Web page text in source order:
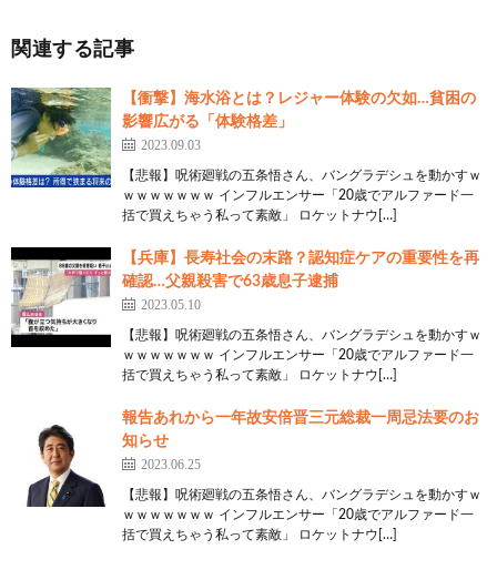
関連する記事
【衝撃】海水浴とは？レジャー体験の欠如…貧困の
影響広がる「体験格差」
2023.09.03
【悲報】呪術廻戦の五条悟さん、バングラデシュを動かすｗ
ｗｗｗｗｗｗｗ インフルエンサー「20歳でアルファード一
括で買えちゃう私って素敵」 ロケットナウ[…]
【兵庫】長寿社会の末路？認知症ケアの重要性を再
確認…父親殺害で63歳息子逮捕
2023.05.10
【悲報】呪術廻戦の五条悟さん、バングラデシュを動かすｗ
ｗｗｗｗｗｗｗ インフルエンサー「20歳でアルファード一
括で買えちゃう私って素敵」 ロケットナウ[…]
報告あれから一年故安倍晋三元総裁一周忌法要のお
知らせ
2023.06.25
【悲報】呪術廻戦の五条悟さん、バングラデシュを動かすｗ
ｗｗｗｗｗｗｗ インフルエンサー「20歳でアルファード一
括で買えちゃう私って素敵」 ロケットナウ[…]